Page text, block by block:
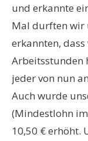
und erkannte
Mal durften wir
erkannten,
Arbeitsstunden
jeder von nun
Auch wurde
(Mindestlohn
10,50 € erhöht.